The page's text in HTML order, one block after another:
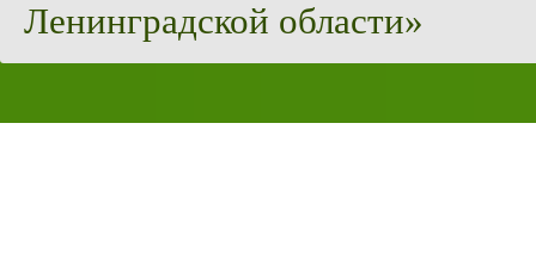
Ленинградской области»